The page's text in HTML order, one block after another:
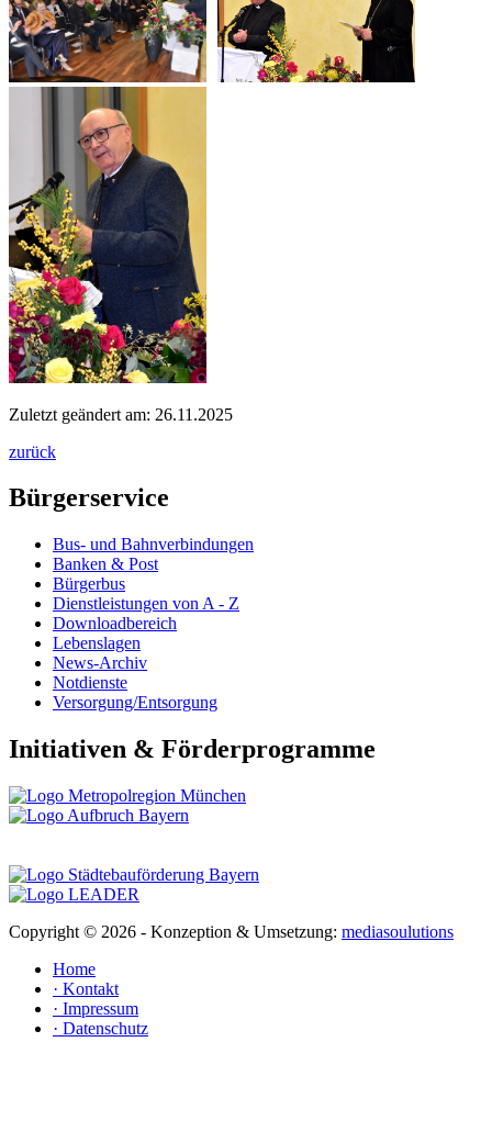
Zuletzt geändert am: 26.11.2025
zurück
Bürgerservice
Bus- und Bahnverbindungen
Banken & Post
Bürgerbus
Dienstleistungen von A - Z
Downloadbereich
Lebenslagen
News-Archiv
Notdienste
Versorgung/Entsorgung
Initiativen & Förderprogramme
Copyright © 2026 - Konzeption & Umsetzung: mediasoulutions
Home
· Kontakt
· Impressum
· Datenschutz